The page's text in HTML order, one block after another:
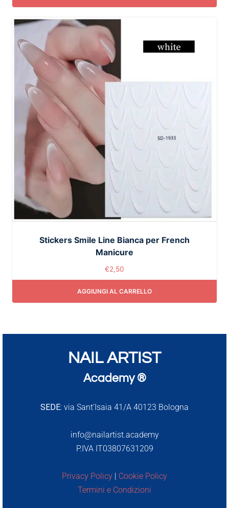
Stickers Smile Line Bianca per French
Manicure
€2,50
AGGIUNGI AL CARRELLO
NAIL ARTIST
Academy ®
SEDE: via Sant’Isaia 41/A 40123 Bologna
info@nailartist.academy
P.IVA IT03807631209
Privacy Policy | Cookie Policy
Termini e Condizioni